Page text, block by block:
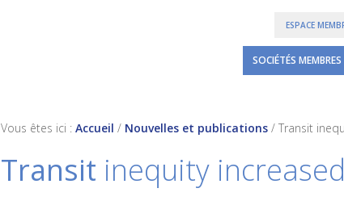
ESPACE
SOCIÉTÉS MEMBRES
Vous êtes ici : Accueil / Nouvelles et publications / Transit
Transit inequity